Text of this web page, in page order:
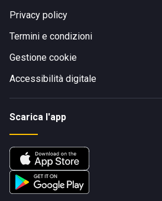
Privacy policy
Termini e condizioni
Gestione cookie
Accessibilità digitale
Scarica l'app